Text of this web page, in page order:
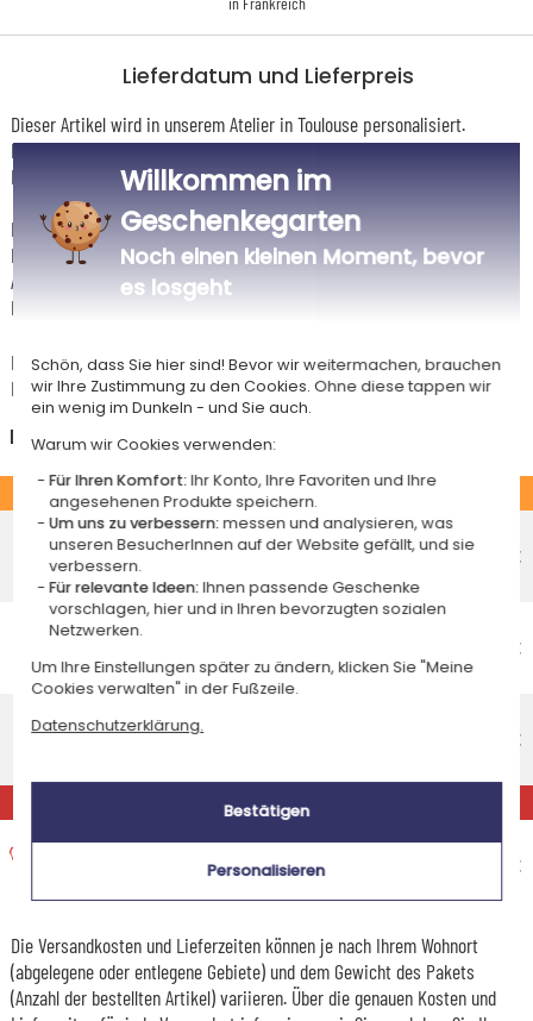
Lieferdatum und Lieferpreis
Dieser Artikel wird in unserem Atelier in Toulouse personalisiert.
Er ist für das Angebot "Versandkostenfrei ab 85 € Warenwert" mit der
Hermes-Standardlieferung berechtigt.
Für jede Bestellung unter 85 € gelten die unten aufgeführten
Lieferkosten für den Kauf dieses Artikels.
Artikel, die in unserem Atelier personalisiert werden (etwa 95% unserer
Produkte), sind mit dem Logo
Das Voraussichtliche Lieferdatum ist nur bei einer Zahlung per PayPal,
Kreditkarte oder Sofortüberweisung gültig.
Deutschland
STANDARD
Economy-Versand an einen Paketshop
Voraussichtliches Lieferdatum
Freitag 14 August 2026
4,95 €
Economy-Versand nach Hause
Dienstag 18 August 2026
4,95 €
Voraussichtliches Lieferdatum
8,95 €
EXPRESS
Expresslieferung nach Hause
Voraussichtliches Lieferdatum
14,95 €
Die Versandkosten und Lieferzeiten können je nach Ihrem Wohnort
(abgelegene oder entlegene Gebiete) und dem Gewicht des Pakets
(Anzahl der bestellten Artikel) variieren. Über die genauen Kosten und
Willkommen im
Geschenkegarten
Noch einen kleinen Moment, bevor
es losgeht
Schön, dass Sie hier sind! Bevor wir weitermachen, brauchen
wir Ihre Zustimmung zu den Cookies. Ohne diese tappen wir
ein wenig im Dunkeln - und Sie auch.
Warum wir Cookies verwenden:
Für Ihren Komfort:Ihr Konto, Ihre Favoriten und Ihre
angesehenen Produkte speichern.
Um uns zu verbessern:messen und analysieren, was
unseren BesucherInnen auf der Website gefällt, und sie
verbessern.
Für relevante Ideen:Ihnen passende Geschenke
vorschlagen, hier und in Ihren bevorzugten sozialen
Netzwerken.
Um Ihre Einstellungen später zu ändern, klicken Sie "Meine
Cookies verwalten" in der Fußzeile.
Datenschutzerklärung.
Bestätigen
Personalisieren